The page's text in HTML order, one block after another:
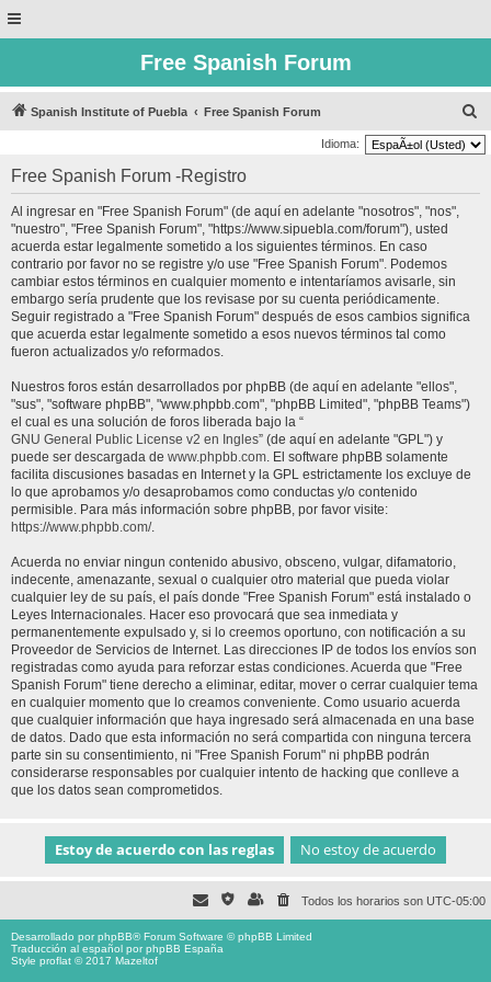
Free Spanish Forum
Spanish Institute of Puebla Free Spanish Forum
u
Idioma:
Free Spanish Forum -Registro
Al ingresar en "Free Spanish Forum" (de aquí en adelante "nosotros", "nos",
"nuestro", "Free Spanish Forum", "https://www.sipuebla.com/forum"), usted
acuerda estar legalmente sometido a los siguientes términos. En caso
contrario por favor no se registre y/o use "Free Spanish Forum". Podemos
cambiar estos términos en cualquier momento e intentaríamos avisarle, sin
embargo sería prudente que los revisase por su cuenta periódicamente.
Seguir registrado a "Free Spanish Forum" después de esos cambios significa
que acuerda estar legalmente sometido a esos nuevos términos tal como
fueron actualizados y/o reformados.
Nuestros foros están desarrollados por phpBB (de aquí en adelante "ellos",
"sus", "software phpBB", "www.phpbb.com", "phpBB Limited", "phpBB Teams")
el cual es una solución de foros liberada bajo la “
GNU General Public License v2 en Ingles” (de aquí en adelante "GPL") y
puede ser descargada de www.phpbb.com. El software phpBB solamente
facilita discusiones basadas en Internet y la GPL estrictamente los excluye de
lo que aprobamos y/o desaprobamos como conductas y/o contenido
permisible. Para más información sobre phpBB, por favor visite:
https://www.phpbb.com/.
Acuerda no enviar ningun contenido abusivo, obsceno, vulgar, difamatorio,
indecente, amenazante, sexual o cualquier otro material que pueda violar
cualquier ley de su país, el país donde "Free Spanish Forum" está instalado o
Leyes Internacionales. Hacer eso provocará que sea inmediata y
permanentemente expulsado y, si lo creemos oportuno, con notificación a su
Proveedor de Servicios de Internet. Las direcciones IP de todos los envíos son
registradas como ayuda para reforzar estas condiciones. Acuerda que "Free
Spanish Forum" tiene derecho a eliminar, editar, mover o cerrar cualquier tema
en cualquier momento que lo creamos conveniente. Como usuario acuerda
que cualquier información que haya ingresado será almacenada en una base
de datos. Dado que esta información no será compartida con ninguna tercera
parte sin su consentimiento, ni "Free Spanish Forum" ni phpBB podrán
considerarse responsables por cualquier intento de hacking que conlleve a
que los datos sean comprometidos.
Todos los horarios son UTC-05:00
Desarrollado porphpBB® Forum Software © phpBB Limited
Traducción al español porphpBB España
Style proflat © 2017 Mazeltof